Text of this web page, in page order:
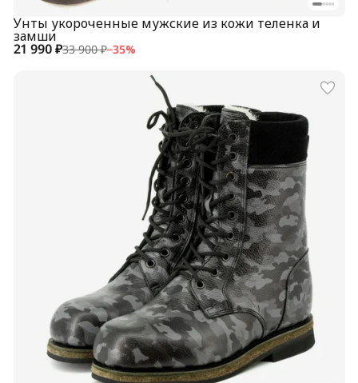
21 990 ₽33 900 ₽−35%
Унты укороченные мужские из кожи теленка и
замши